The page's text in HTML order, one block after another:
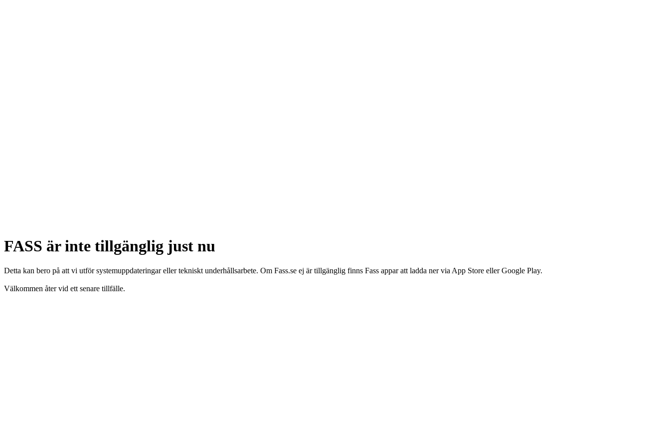
FASS är inte tillgänglig just nu
Detta kan bero på att vi utför systemuppdateringar eller tekniskt underhållsarbete. Om Fass.se ej är tillgänglig finns Fass appar att ladda ner via App Store eller Google Play.
Välkommen åter vid ett senare tillfälle.